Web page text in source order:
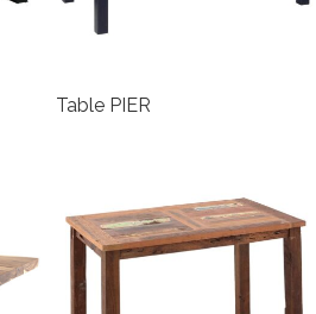
Table PIER